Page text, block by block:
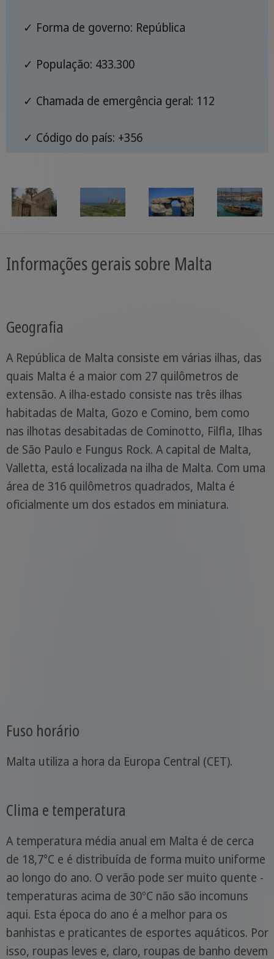
✓ Forma de governo: República
✓ População: 433.300
✓ Chamada de emergência geral: 112
✓ Código do país: +356
Informações gerais sobre Malta
Geografia
A República de Malta consiste em várias ilhas, das
quais Malta é a maior com 27 quilômetros de
extensão. A ilha-estado consiste nas três ilhas
habitadas de Malta, Gozo e Comino, bem como
nas ilhotas desabitadas de Cominotto, Filfla, Ilhas
de São Paulo e Fungus Rock. A capital de Malta,
Valletta, está localizada na ilha de Malta. Com uma
área de 316 quilômetros quadrados, Malta é
oficialmente um dos estados em miniatura.
Fuso horário
Malta utiliza a hora da Europa Central (CET).
Clima e temperatura
A temperatura média anual em Malta é de cerca
de 18,7°C e é distribuída de forma muito uniforme
ao longo do ano. O verão pode ser muito quente -
temperaturas acima de 30ºC não são incomuns
aqui. Esta época do ano é a melhor para os
banhistas e praticantes de esportes aquáticos. Por
isso, roupas leves e, claro, roupas de banho devem